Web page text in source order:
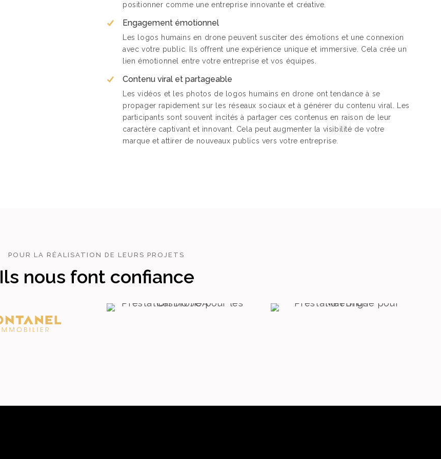
positionner comme une entreprise innovante et créative.
Engagement émotionnel
Les logos humains en drone peuvent susciter des émotions et une connexion
avec votre public. Ils offrent une expérience unique et immersive. Cela crée un
lien émotionnel entre votre entreprise et vos équipes.
Contenu viral et partageable
Les vidéos et les photos de logos humains en drone ont tendance à se
propager rapidement sur les réseaux sociaux et à générer du contenu viral. Les
participants sont souvent incités à partager ces contenus en raison de leur
caractère captivant et innovant. Cela peut augmenter la visibilité de votre
marque et attirer de nouveaux publics vers votre entreprise.
POUR LA RÉALISATION DE LEURS PROJETS
Ils nous font confiance